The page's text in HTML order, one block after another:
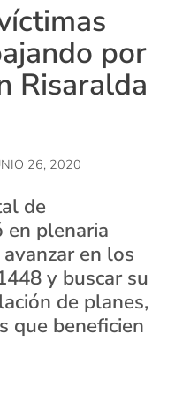
por
Risaralda
26, 2020
de
en plenaria
en los
y buscar su
de planes,
que beneficien